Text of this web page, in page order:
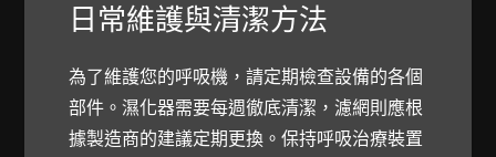
日常維護與清潔方法
為了維護您的呼吸機，請定期檢查設備的各個
部件。濕化器需要每週徹底清潔，濾網則應根
據製造商的建議定期更換。保持呼吸治療裝置